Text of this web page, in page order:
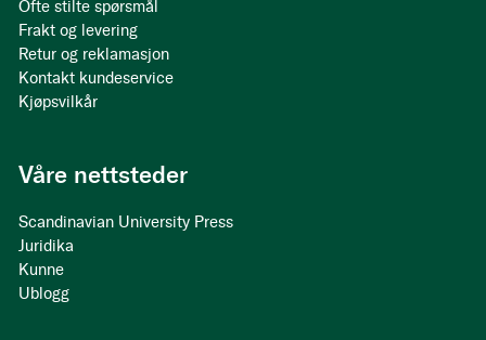
Ofte stilte spørsmål
Frakt og levering
Retur og reklamasjon
Kontakt kundeservice
Kjøpsvilkår
Våre nettsteder
Scandinavian University Press
Juridika
Kunne
Ublogg